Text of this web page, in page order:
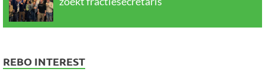
REBO INTEREST